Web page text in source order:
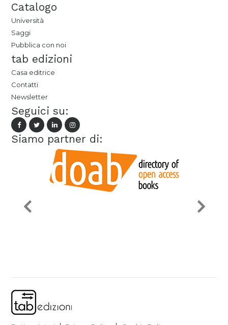
Catalogo
Università
Saggi
Pubblica con noi
tab edizioni
Casa editrice
Contatti
Newsletter
Seguici su:
Siamo partner di: